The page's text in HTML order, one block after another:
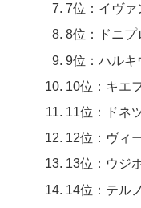
7位：イヴァ
8位：ドニプ
9位：ハルキ
10位：キエ
11位：ドネ
12位：ヴィ
13位：ウジ
14位：テル